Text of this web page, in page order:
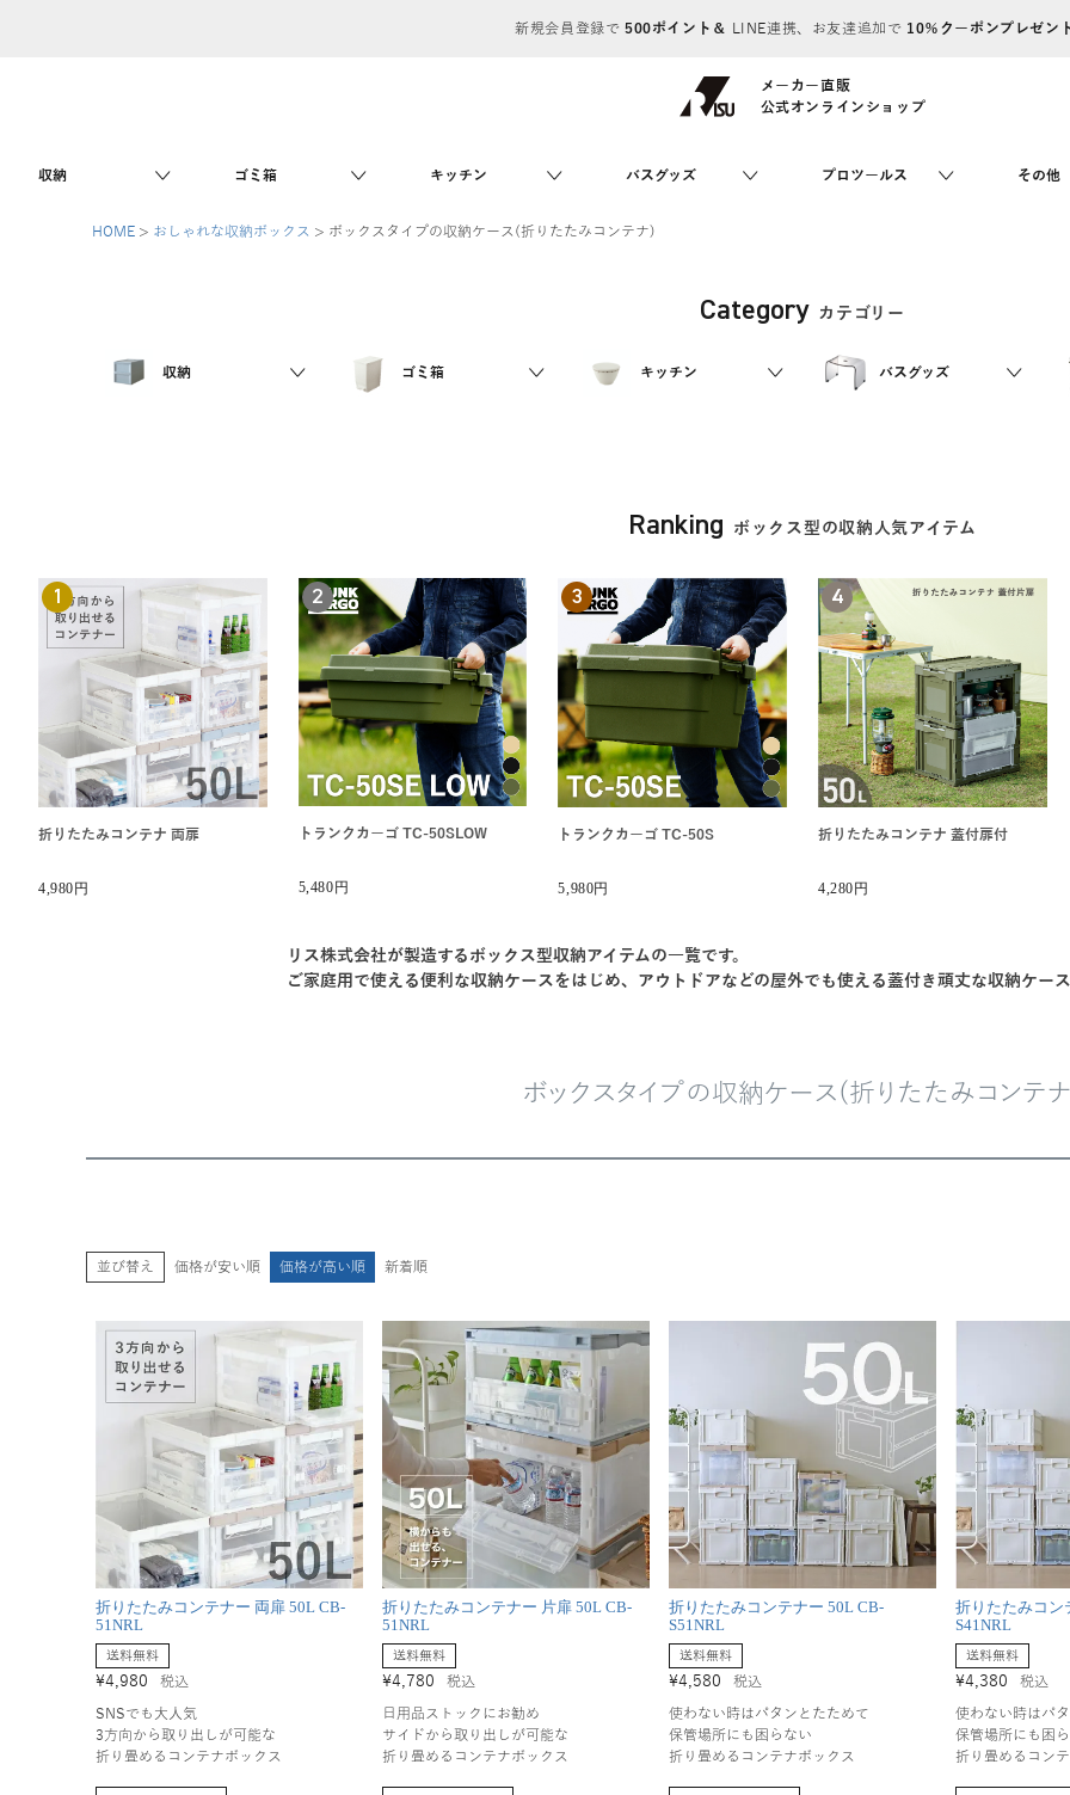
新規会員登録で500ポイント＆ LINE連携、お友達追加で 10％クーポンプレゼン
メーカー直販
公式オンラインショップ
収納 ゴミ箱 キッチン バスグッズ プロツールス その他
HOME おしゃれな収納ボックス ボックスタイプの収納ケース(折りたたみコンテナ)
Category カテゴリー
収納 ゴミ箱 キッチン バスグッズ
Ranking ボックス型の収納人気アイテム
1
折りたたみコンテナ 両扉
4,980円
2
トランクカーゴ TC-50SLOW
5,480円
3
トランクカーゴ TC-50S
5,980円
4
折りたたみコンテナ 蓋付扉付
4,280円
リス株式会社が製造するボックス型収納アイテムの一覧です。
ご家庭用で使える便利な収納ケースをはじめ、アウトドアなどの屋外でも使える蓋付き頑丈な収納ケー
ボックスタイプの収納ケース(折りたたみコンテ
並び替え 価格が安い順 価格が高い順 新着順
折りたたみコンテナー 両扉 50L CB-
51NRL
送料無料
¥4,980
税込
SNSでも大人気
3方向から取り出しが可能な
折り畳めるコンテナボックス
折りたたみコンテナー 片扉 50L CB-
51NRL
送料無料
¥4,780
税込
日用品ストックにお勧め
サイドから取り出しが可能な
折り畳めるコンテナボックス
折りたたみコンテナー 50L CB-
S51NRL
送料無料
¥4,580
税込
使わない時はパタンとたためて
保管場所にも困らない
折り畳めるコンテナボックス
折りたたみコン
S41NRL
送料無料
¥4,380
税込
使わない時はパ
保管場所にも困
折り畳めるコン